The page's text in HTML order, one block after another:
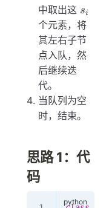
中取出这 s_i
si
个元素，将
其左右子节
点入队，然
后继续迭
代。
当队列为空
时，结束。
思路 1：代
码